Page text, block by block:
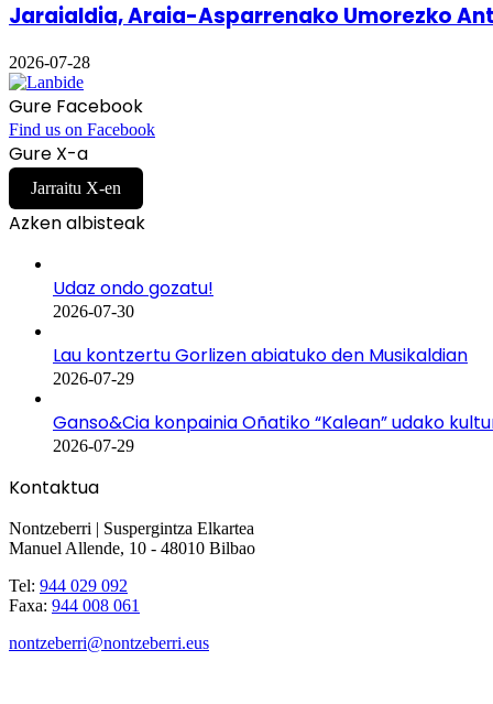
Jaraialdia, Araia-Asparrenako Umorezko
2026-07-28
Gure Facebook
Find us on Facebook
Gure X-a
Jarraitu X-en
Azken albisteak
Udaz ondo gozatu!
2026-07-30
Lau kontzertu Gorlizen abiatuko den Musikaldian
2026-07-29
Ganso&Cia konpainia Oñatiko “Kalean” udako
2026-07-29
Kontaktua
Nontzeberri | Suspergintza Elkartea
Manuel Allende, 10 - 48010 Bilbao
Tel: 944 029 092
Faxa: 944 008 061
nontzeberri@nontzeberri.eus